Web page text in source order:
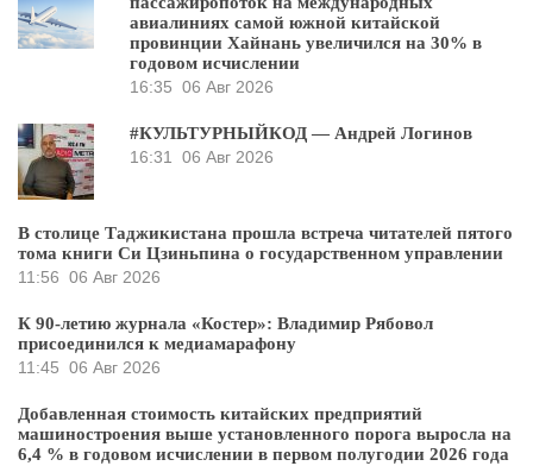
авиалиниях самой южной китайской
провинции Хайнань увеличился на 30% в
годовом исчислении
16:35 06 Авг 2026
#КУЛЬТУРНЫЙКОД — Андрей Логинов
16:31
06 Авг 2026
В столице Таджикистана прошла встреча читателей пятого
тома книги Си Цзиньпина о государственном управлении
11:56 06 Авг 2026
К 90-летию журнала «Костер»: Владимир Рябовол
присоединился к медиамарафону
11:45 06 Авг 2026
Добавленная стоимость китайских предприятий
машиностроения выше установленного порога выросла на
6,4 % в годовом исчислении в первом полугодии 2026 года